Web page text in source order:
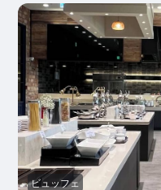
ビュッフェ